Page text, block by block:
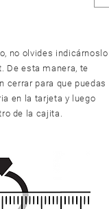
no olvides indicárnoslo
De esta manera, te
cerrar para que puedas
en la tarjeta y luego
de la cajita.